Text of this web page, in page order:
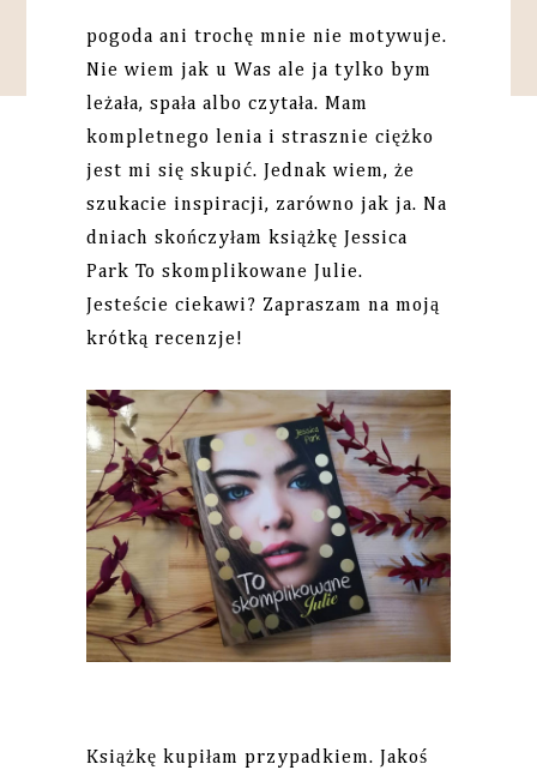
pogoda ani trochę mnie nie motywuje.
Nie wiem jak u Was ale ja tylko bym
leżała, spała albo czytała. Mam
kompletnego lenia i strasznie ciężko
jest mi się skupić. Jednak wiem, że
szukacie inspiracji, zarówno jak ja. Na
dniach skończyłam książkę Jessica
Park To skomplikowane Julie.
Jesteście ciekawi? Zapraszam na moją
krótką recenzje!
Książkę kupiłam przypadkiem. Jakoś